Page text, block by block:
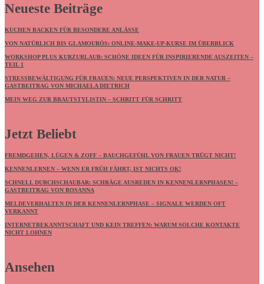
Neueste Beiträge
KUCHEN BACKEN FÜR BESONDERE ANLÄSSE
VON NATÜRLICH BIS GLAMOURÖS: ONLINE-MAKE-UP-KURSE IM ÜBERBLICK
WORKSHOP PLUS KURZURLAUB: SCHÖNE IDEEN FÜR INSPIRIERENDE AUSZEITEN –
TEIL 1
STRESSBEWÄLTIGUNG FÜR FRAUEN: NEUE PERSPEKTIVEN IN DER NATUR –
GASTBEITRAG VON MICHAELA DIETRICH
MEIN WEG ZUR BRAUTSTYLISTIN – SCHRITT FÜR SCHRITT
Jetzt Beliebt
FREMDGEHEN, LÜGEN & ZOFF – BAUCHGEFÜHL VON FRAUEN TRÜGT NICHT!
KENNENLERNEN – WENN ER FRÜH FÄHRT, IST NICHTS OK!
SCHNELL DURCHSCHAUBAR: SCHRÄGE AUSREDEN IN KENNENLERNPHASEN! –
GASTBEITRAG VON ROSANNA
MELDEVERHALTEN IN DER KENNENLERNPHASE – SIGNALE WERDEN OFT
VERKANNT
INTERNETBEKANNTSCHAFT UND KEIN TREFFEN: WARUM SOLCHE KONTAKTE
NICHT LOHNEN
Ansehen